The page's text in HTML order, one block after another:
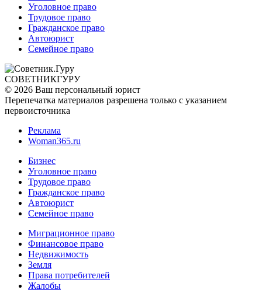
Уголовное право
Трудовое право
Гражданское право
Автоюрист
Семейное право
СОВЕТНИКГУРУ
© 2026 Ваш персональный юрист
Перепечатка материалов разрешена только с указанием
первоисточника
Реклама
Woman365.ru
Бизнес
Уголовное право
Трудовое право
Гражданское право
Автоюрист
Семейное право
Миграционное право
Финансовое право
Недвижимость
Земля
Права потребителей
Жалобы